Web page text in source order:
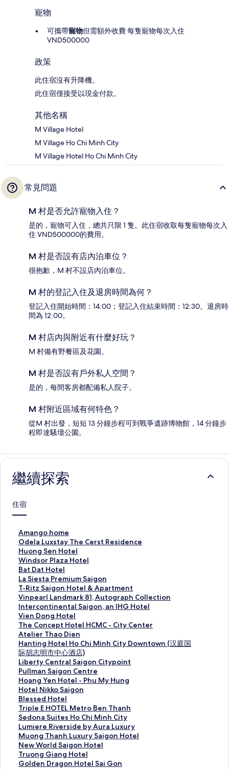
寵物
可攜帶寵物但需額外收費 每隻寵物每次入住
VND500000
政策
此住宿沒有升降機。
此住宿僅接受以現金付款。
其他名稱
M Village Hotel
M Village Ho Chi Minh City
M Village Hotel Ho Chi Minh City
常見問題
M 村是否允許寵物入住？
是的，寵物可入住，總共只限 1 隻。此住宿收取每隻寵物每次入
住 VND500000的費用。
M 村是否設有店內泊車位？
很抱歉，M 村不設店內泊車位。
M 村的登記入住及退房時間為何？
登記入住開始時間：14:00；登記入住結束時間：12:30。退房時
間為 12:00。
M 村店內與附近有什麼好玩？
M 村備有野餐區及花園。
M 村是否設有戶外私人空間？
是的，每間客房都配備私人院子。
M 村附近區域有何特色？
從M 村出發，短短 13 分鐘步程可到戰爭遺跡博物館，14 分鐘步
程即達騷壇公園。
繼續探索
住宿
Amango home
此
連
結
會
開
啟
A
m
a
n
g
o
h
o
m
e
頁
面
Odela Luxstay The Cerst Residence
此
連
結
會
開
啟
O
d
e
l
a
L
u
x
s
t
a
y
T
h
e
C
e
r
s
Huong Sen Hotel
此
連
結
會
開
啟
H
u
o
n
g
S
e
n
H
o
t
e
l
頁
面
Windsor Plaza Hotel
此
連
結
會
開
啟
W
i
n
d
s
o
r
P
l
a
z
a
H
o
t
e
l
Bat Dat Hotel
此
連
結
會
開
啟
B
a
t
D
a
t
H
o
t
e
l
頁
面
La Siesta Premium Saigon
此
連
結
會
開
啟
L
a
S
i
e
s
t
a
P
r
e
m
i
u
m
T-Ritz Saigon Hotel & Apartment
此
連
結
會
開
啟
T
-
R
i
t
z
S
a
i
g
o
n
H
o
Vinpearl Landmark 81, Autograph Collection
此
連
結
會
開
啟
V
i
n
p
e
a
r
l
L
a
n
d
m
Intercontinental Saigon, an IHG Hotel
此
連
結
會
開
啟
I
n
t
e
r
c
o
n
t
i
n
e
Vien Dong Hotel
此
連
結
會
開
啟
V
i
e
n
D
o
n
g
H
o
t
The Concept Hotel HCMC - City Center
此
連
結
會
開
啟
T
h
e
C
o
n
c
e
p
t
Atelier Thao Dien
此
連
結
會
開
啟
A
t
e
l
i
e
r
T
h
Hanting Hotel Ho Chi Minh City Downtown (汉庭国
际胡志明市中心酒店)
此
連
結
會
開
啟
H
a
n
t
i
n
g
H
Liberty Central Saigon Citypoint
此
連
結
會
開
啟
L
i
b
e
r
t
Pullman Saigon Centre
此
連
結
會
開
啟
P
u
l
l
m
Hoang Yen Hotel - Phu My Hung
此
連
結
會
開
啟
H
o
a
n
Hotel Nikko Saigon
此
連
結
會
開
啟
H
o
t
Blessed Hotel
此
連
結
會
開
啟
B
l
Triple E HOTEL Metro Ben Thanh
此
連
結
會
開
啟
T
Sedona Suites Ho Chi Minh City
此
連
結
會
開
啟
Lumiere Riverside by Aura Luxury
此
連
結
會
開
Muong Thanh Luxury Saigon Hotel
此
連
結
會
New World Saigon Hotel
此
連
結
Truong Giang Hotel
此
連
Golden Dragon Hotel Sai Gon
此